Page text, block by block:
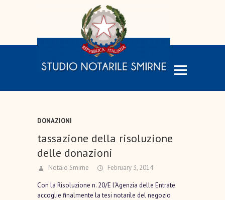
DONAZIONI
tassazione della risoluzione
delle donazioni
Notaio Smirne February 3, 2014
Con la Risoluzione n. 20/E l’Agenzia delle Entrate
accoglie finalmente la tesi notarile del negozio